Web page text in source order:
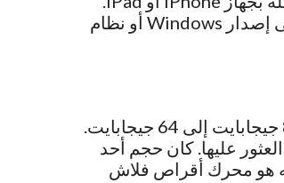
يعتمد ما يحدث بالضبط عند استخدام محرك الأقراص المحمول على إصدار Windows أو نظام
تتمتع معظم محركات الأقراص المحمولة بسعة تخزين تتراوح من 8 جيجابايت إلى 64 جيجابايت.
عليها. كان حجم أحد
أكبر ما نعرفه هو محرك أقراص فلاش